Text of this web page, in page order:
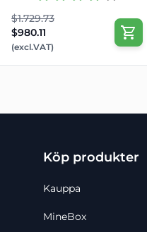
$1.729.73
$980.11
(excl.VAT)
Köp produkter
Kauppa
MineBox